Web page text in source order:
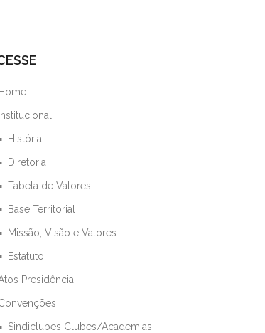
Home
Institucional
História
Diretoria
Tabela de Valores
Base Territorial
Missão, Visão e Valores
Estatuto
Presidência
Sindiclubes Clubes/Academias